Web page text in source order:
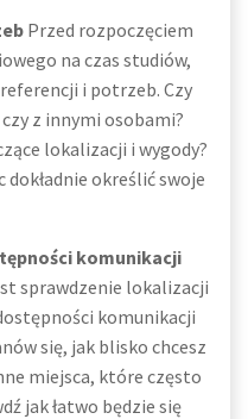
Przed rozpoczęciem
na czas studiów,
i potrzeb. Czy
z innymi osobami?
lokalizacji i wygody?
określić swoje
komunikacji
sprawdzenie lokalizacji
komunikacji
się, jak blisko chcesz
miejsca, które często
jak łatwo będzie się